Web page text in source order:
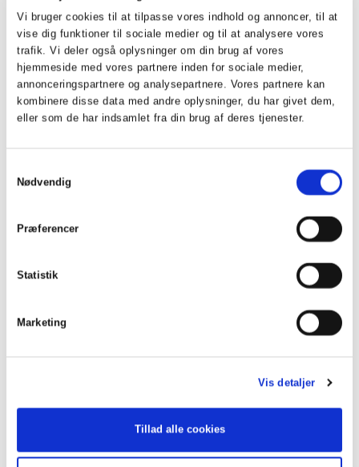
Vi bruger cookies til at tilpasse vores indhold og annoncer, til at
vise dig funktioner til sociale medier og til at analysere vores
trafik. Vi deler også oplysninger om din brug af vores
hjemmeside med vores partnere inden for sociale medier,
annonceringspartnere og analysepartnere. Vores partnere kan
kombinere disse data med andre oplysninger, du har givet dem,
eller som de har indsamlet fra din brug af deres tjenester.
Nødvendig
Præferencer
Statistik
Marketing
Vis detaljer
Tillad alle cookies
136 medlemmer, meget flot opbakning.
Jeg vil gerne takke vore sponsorer der er følgende
Bravo tour og Vestjysk der sponsorere gavekort og
Danbolig der har bidraget kontant til klubben, således at vi
har ikke deltaget i år, men vi har forventning til at de er med
igen i 2023, Vi er alle sponsorerne taknemmelige for
støtten, og det er vores håb at vi kan fortsætte
klubbens greenkeeper og hans hjælpere har ydet for at få
vores bane op på den standard den har nu. Året har været
Jeg vil her ikke glemme vores Cafe personale, vi har været
meget glade for det samarbejde vi har med Tekin og hans
personale, tak for det.